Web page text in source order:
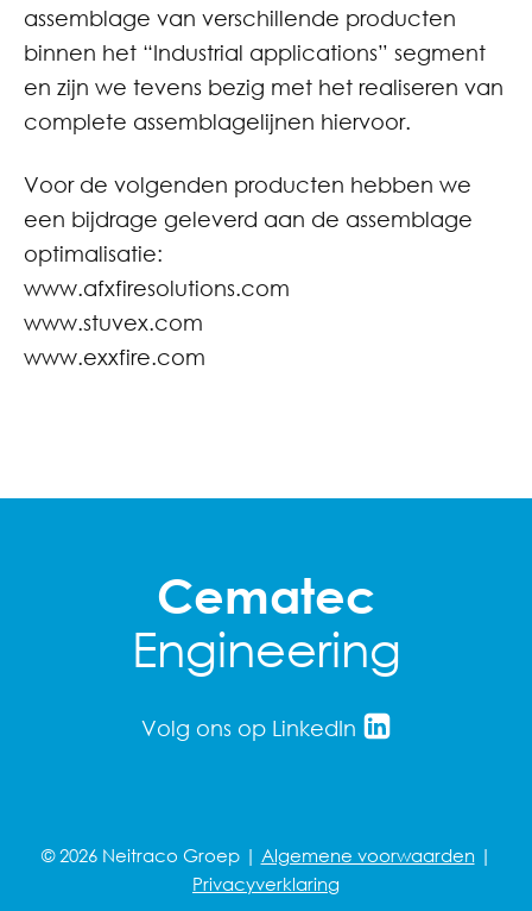
assemblage van verschillende producten
binnen het “Industrial applications” segment
en zijn we tevens bezig met het realiseren van
complete assemblagelijnen hiervoor.
Voor de volgenden producten hebben we
een bijdrage geleverd aan de assemblage
optimalisatie:
www.afxfiresolutions.com
www.stuvex.com
www.exxfire.com
Cematec
Engineering
Volg ons op LinkedIn
© 2026 Neitraco Groep | Algemene voorwaarden|
Privacyverklaring